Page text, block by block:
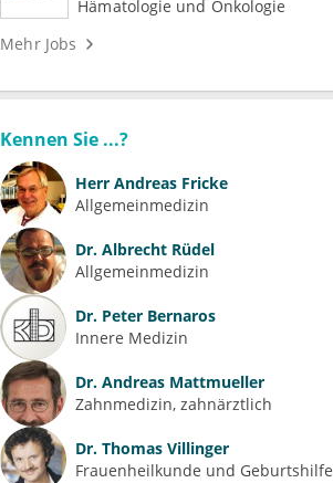
Hämatologie und Onkologie
Mehr Jobs
Kennen Sie ...?
Herr Andreas Fricke
Allgemeinmedizin
Dr. Albrecht Rüdel
Allgemeinmedizin
Dr. Peter Bernaros
Innere Medizin
Dr. Andreas Mattmueller
Zahnmedizin, zahnärztlich
Dr. Thomas Villinger
Frauenheilkunde und Geburtshilfe